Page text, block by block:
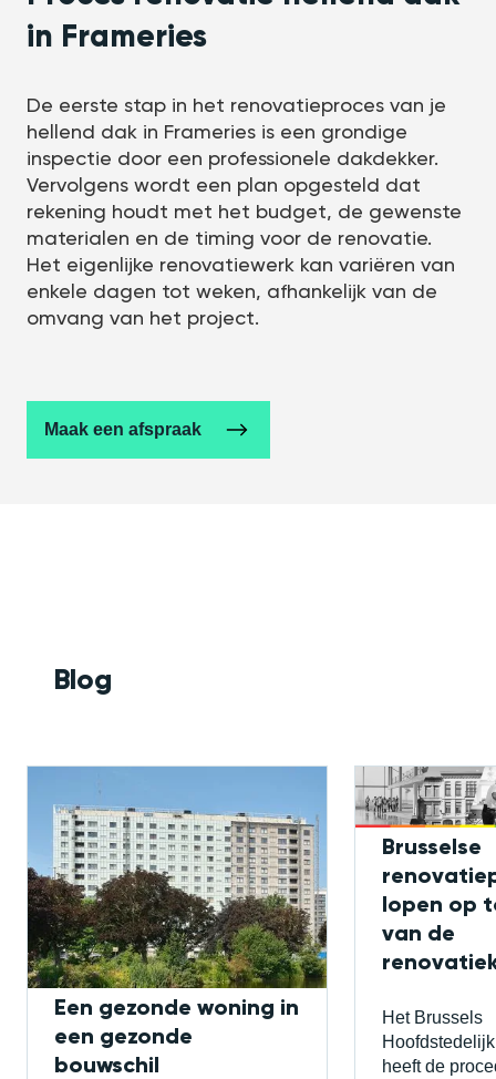
in Frameries
De eerste stap in het renovatieproces van je
hellend dak in Frameries is een grondige
inspectie door een professionele dakdekker.
Vervolgens wordt een plan opgesteld dat
rekening houdt met het budget, de gewenste
materialen en de timing voor de renovatie.
Het eigenlijke renovatiewerk kan variëren van
enkele dagen tot weken, afhankelijk van de
omvang van het project.
Maak een afspraak
Blog
Een gezonde woning in
een gezonde
bouwschil
Brusselse
lopen op
van de
Het Brussels
heeft de